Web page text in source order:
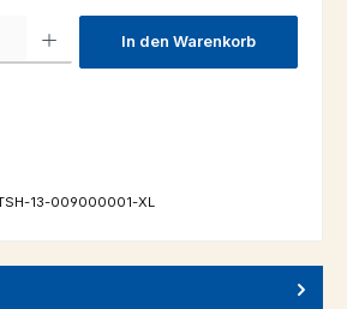
In den Warenkorb
13-009000001-XL